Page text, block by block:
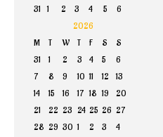
31
1 2 3 4 5
6
2026
M
T W T F S
S
31
1 2 3 4 5
6
7
8 9 10 11 12
13
14
15 16 17 18 19
20
21
22 23 24 25 26 27
28 29 30 1 2 3 4